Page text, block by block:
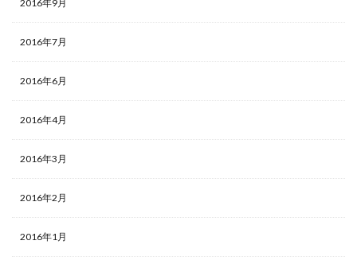
2016年9月
2016年7月
2016年6月
2016年4月
2016年3月
2016年2月
2016年1月